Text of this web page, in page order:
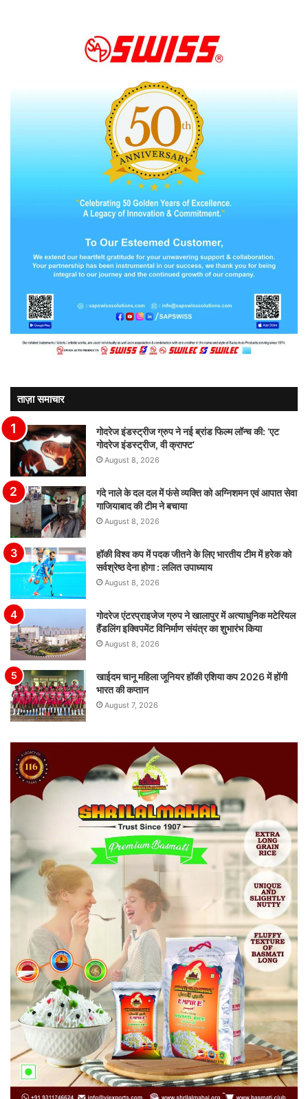
ताज़ा समाचार
गोदरेज इंडस्ट्रीज ग्रुप ने नई ब्रांड फिल्म लॉन्च की: ‘एट
गोदरेज इंडस्ट्रीज, वी क्राफ्ट’
August 8, 2026
गंदे नाले के दल दल में फंसे व्यक्ति को अग्निशमन एवं आपात सेवा
गाजियाबाद की टीम ने बचाया
August 8, 2026
हॉकी विश्व कप में पदक जीतने के लिए भारतीय टीम में हरेक को
सर्वश्रेष्ठ देना होगा : ललित उपाध्याय
August 8, 2026
गोदरेज एंटरप्राइजेज ग्रुप ने खालापुर में अत्याधुनिक मटेरियल
हैंडलिंग इक्विपमेंट विनिर्माण संयंत्र का शुभारंभ किया
August 8, 2026
खाईदम चानू महिला जूनियर हॉकी एशिया कप 2026 में होंगी
भारत की कप्तान
August 7, 2026